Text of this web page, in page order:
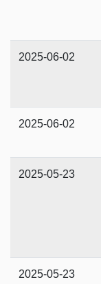
2025-06-02
2025-06-02
2025-05-23
2025-05-23